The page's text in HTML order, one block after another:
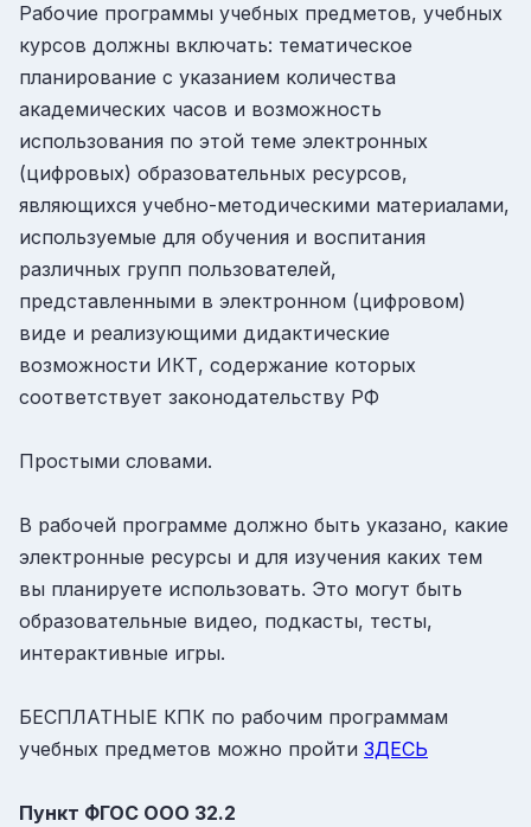
Рабочие программы учебных предметов, учебных
курсов должны включать: тематическое
планирование с указанием количества
академических часов и возможность
использования по этой теме электронных
(цифровых) образовательных ресурсов,
являющихся учебно-методическими материалами,
используемые для обучения и воспитания
различных групп пользователей,
представленными в электронном (цифровом)
виде и реализующими дидактические
возможности ИКТ, содержание которых
соответствует законодательству РФ
Простыми словами.
В рабочей программе должно быть указано, какие
электронные ресурсы и для изучения каких тем
вы планируете использовать. Это могут быть
образовательные видео, подкасты, тесты,
интерактивные игры.
БЕСПЛАТНЫЕ КПК по рабочим программам
учебных предметов можно пройти ЗДЕСЬ
Пункт ФГОС ООО 32.2